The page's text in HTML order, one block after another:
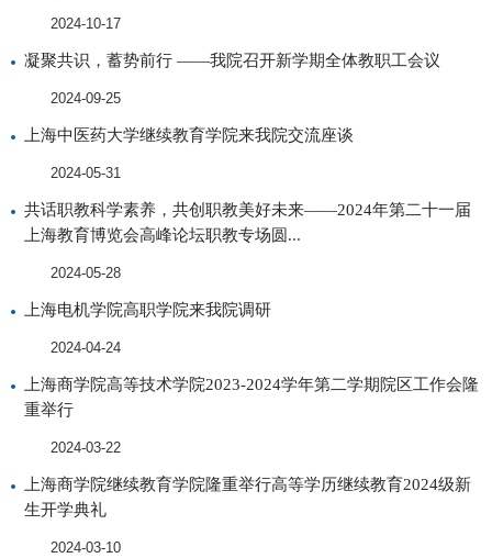
2024-10-17
凝聚共识，蓄势前行 ——我院召开新学期全体教职工会议
2024-09-25
上海中医药大学继续教育学院来我院交流座谈
2024-05-31
共话职教科学素养，共创职教美好未来——2024年第二十一届
上海教育博览会高峰论坛职教专场圆...
2024-05-28
上海电机学院高职学院来我院调研
2024-04-24
上海商学院高等技术学院2023-2024学年第二学期院区工作会隆
重举行
2024-03-22
上海商学院继续教育学院隆重举行高等学历继续教育2024级新
生开学典礼
2024-03-10